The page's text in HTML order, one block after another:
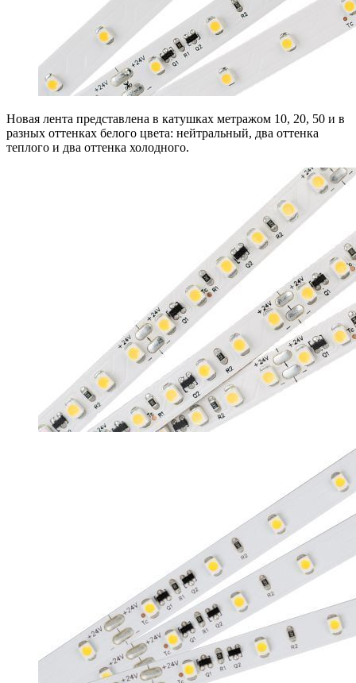
Новая лента представлена в катушках метражом 10, 20, 50 и в
разных оттенках белого цвета: нейтральный, два оттенка
теплого и два оттенка холодного.